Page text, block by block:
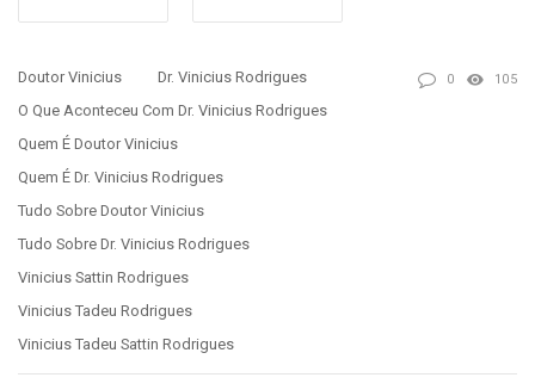
Doutor Vinicius
Dr. Vinicius Rodrigues
O Que Aconteceu Com Dr. Vinicius Rodrigues
Quem É Doutor Vinicius
Quem É Dr. Vinicius Rodrigues
Tudo Sobre Doutor Vinicius
Tudo Sobre Dr. Vinicius Rodrigues
Vinicius Sattin Rodrigues
Vinicius Tadeu Rodrigues
Vinicius Tadeu Sattin Rodrigues
0 105